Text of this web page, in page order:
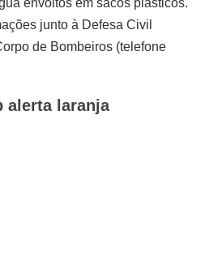
junto à Defesa Civil
de Bombeiros (telefone
alerta laranja